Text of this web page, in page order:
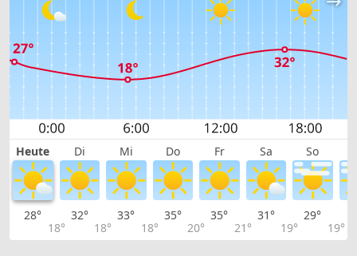
Heute Di Mi Do Fr Sa So
28°
18°
32°
18°
33°
18°
35°
20°
35°
21°
31°
19°
29°
19°